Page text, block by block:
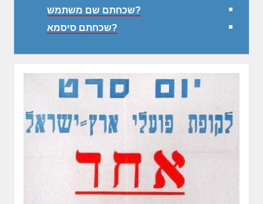
שכחתם שם משתמש?
שכחתם סיסמא?